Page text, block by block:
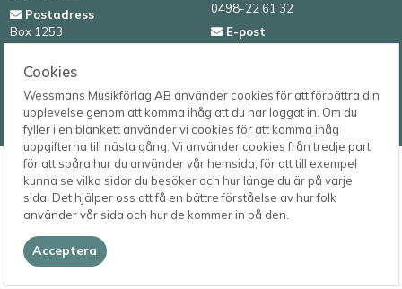
Cookies
Wessmans Musikförlag AB använder cookies för att förbättra din
upplevelse genom att komma ihåg att du har loggat in. Om du
fyller i en blankett använder vi cookies för att komma ihåg
uppgifterna till nästa gång. Vi använder cookies från tredje part
för att spåra hur du använder vår hemsida, för att till exempel
kunna se vilka sidor du besöker och hur länge du är på varje
sida. Det hjälper oss att få en bättre förståelse av hur folk
använder vår sida och hur de kommer in på den.
Acceptera
Postadress
Box 1253
621 23 VISBY
0498-22 61 32
E-post
order@wessmans.com
Wessmans Musikförlag AB
2026.4.1.22754